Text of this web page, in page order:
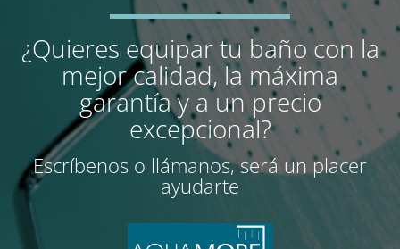
¿Quieres equipar tu baño con la
mejor calidad, la máxima
garantía y a un precio
excepcional?
Escríbenos o llámanos, será un placer
ayudarte